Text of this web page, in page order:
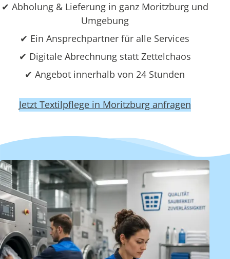
✔ Abholung & Lieferung in ganz Moritzburg und
Umgebung
✔ Ein Ansprechpartner für alle Services
✔ Digitale Abrechnung statt Zettelchaos
✔ Angebot innerhalb von 24 Stunden
Jetzt Textilpflege in Moritzburg anfragen